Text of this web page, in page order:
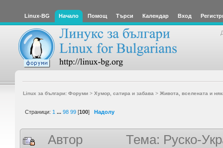
Linux-BG Начало Помощ Търси Календар Вход
Linux за българи: Форуми> Хумор, сатира и забава > Живота, вселената и
Страници: 1 ... 98 99 [100] Надолу
Автор
Тема: Руско-